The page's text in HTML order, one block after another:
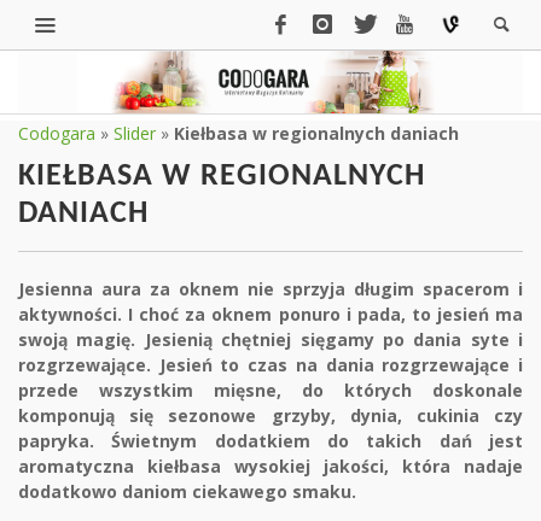
Codogara » Slider » Kiełbasa w regionalnych daniach
KIEŁBASA W REGIONALNYCH
DANIACH
Jesienna aura za oknem nie sprzyja długim spacerom i
aktywności. I choć za oknem ponuro i pada, to jesień ma
swoją magię. Jesienią chętniej sięgamy po dania syte i
rozgrzewające. Jesień to czas na dania rozgrzewające i
przede wszystkim mięsne, do których doskonale
komponują się sezonowe grzyby, dynia, cukinia czy
papryka. Świetnym dodatkiem do takich dań jest
aromatyczna kiełbasa wysokiej jakości, która nadaje
dodatkowo daniom ciekawego smaku.